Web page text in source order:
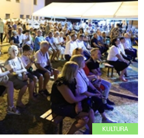
KULTURA